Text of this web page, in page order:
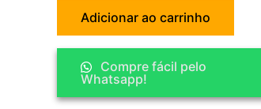
Adicionar ao carrinho
Compre fácil pelo
Whatsapp!